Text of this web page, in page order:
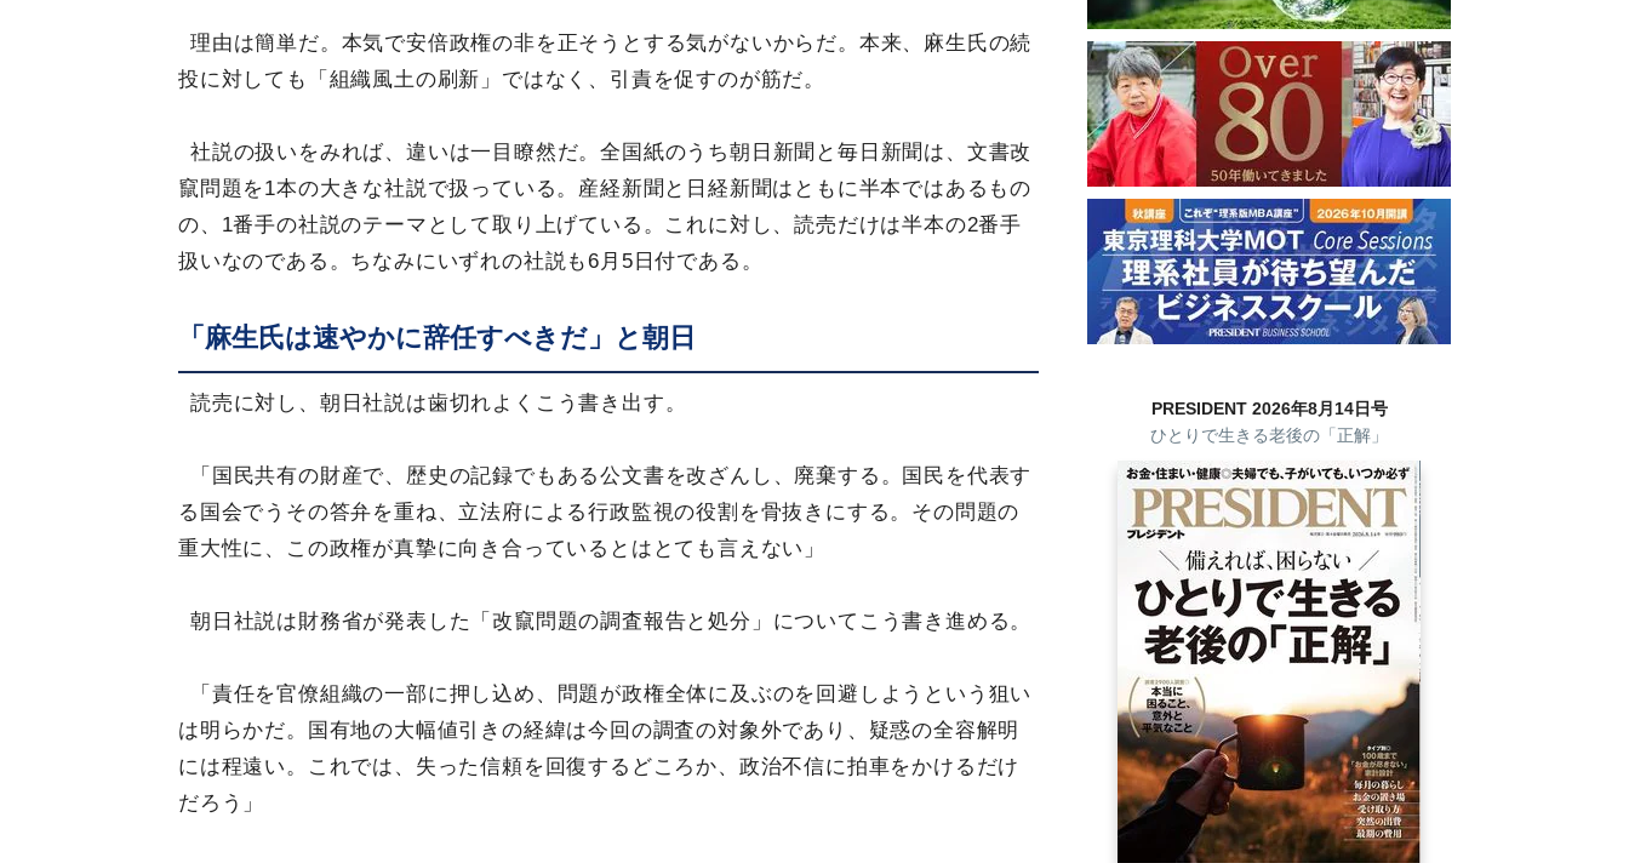
理由は簡単だ。本気で安倍政権の非を正そうとする気がないからだ。本来、麻生氏の続
投に対しても「組織風土の刷新」ではなく、引責を促すのが筋だ。
社説の扱いをみれば、違いは一目瞭然だ。全国紙のうち朝日新聞と毎日新聞は、文書改
竄問題を1本の大きな社説で扱っている。産経新聞と日経新聞はともに半本ではあるもの
の、1番手の社説のテーマとして取り上げている。これに対し、読売だけは半本の2番手
扱いなのである。ちなみにいずれの社説も6月5日付である。
「麻生氏は速やかに辞任すべきだ」と朝日
読売に対し、朝日社説は歯切れよくこう書き出す。
「国民共有の財産で、歴史の記録でもある公文書を改ざんし、廃棄する。国民を代表す
る国会でうその答弁を重ね、立法府による行政監視の役割を骨抜きにする。その問題の
重大性に、この政権が真摯に向き合っているとはとても言えない」
朝日社説は財務省が発表した「改竄問題の調査報告と処分」についてこう書き進める。
「責任を官僚組織の一部に押し込め、問題が政権全体に及ぶのを回避しようという狙い
は明らかだ。国有地の大幅値引きの経緯は今回の調査の対象外であり、疑惑の全容解明
には程遠い。これでは、失った信頼を回復するどころか、政治不信に拍車をかけるだけ
だろう」
PRESIDENT 2026年8月14日号
ひとりで生きる老後の「正解」